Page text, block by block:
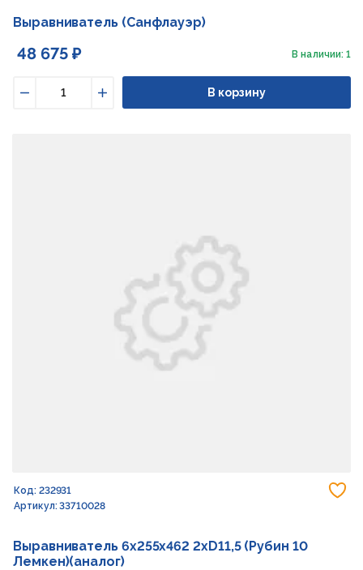
Выравниватель (Санфлауэр)
48 675 ₽ В наличии: 1
Увеличить
В корзину
Код: 232931
Артикул: 33710028
Выравниватель 6x255x462 2xD11,5 (Рубин 10
Лемкен)(аналог)